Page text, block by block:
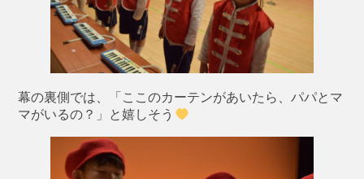
幕の裏側では、「ここのカーテンがあいたら、パパとマ
マがいるの？」と嬉しそう